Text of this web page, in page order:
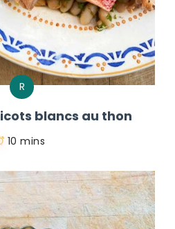
R
blancs au thon
10 mins